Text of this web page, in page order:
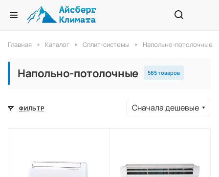
Главная Каталог Сплит-системы Напольно-потолочные
Напольно-потолочные 565 товаров
ФИЛЬТР Сначала дешевые